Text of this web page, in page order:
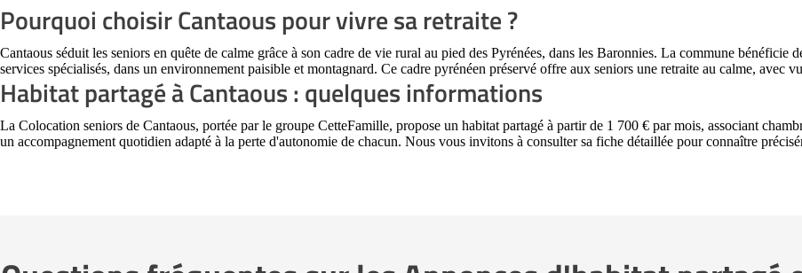
Pourquoi choisir Cantaous pour vivre sa retraite ?
Cantaous séduit les seniors en quête de calme grâce à son cadre de vie rural au pied des Pyrénées, dans les Baronnies. La commune bénéficie
services spécialisés, dans un environnement paisible et montagnard. Ce cadre pyrénéen préservé offre aux seniors une retraite au calme, avec
Habitat partagé à Cantaous : quelques informations
La Colocation seniors de Cantaous, portée par le groupe CetteFamille, propose un habitat partagé à partir de 1 700 € par mois, associant
un accompagnement quotidien adapté à la perte d'autonomie de chacun. Nous vous invitons à consulter sa fiche détaillée pour connaître